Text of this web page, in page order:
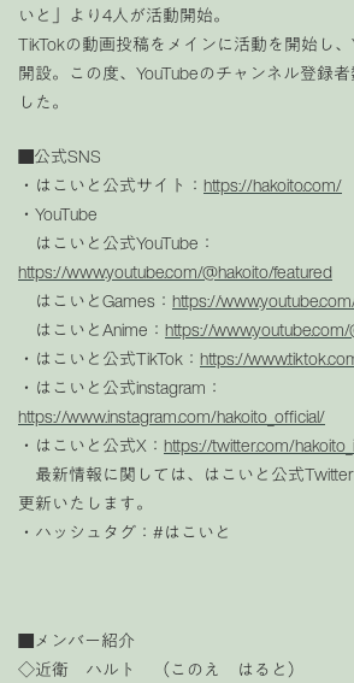
いと」より4人が活動開始。
TikTokの動画投稿をメインに活動を開始し
開設。この度、YouTubeのチャンネル登録
した。
■公式SNS
・はこいと公式サイト： https://hakoito.com/
・YouTube
はこいと公式YouTube：
https://www.youtube.com/@hakoito/featured
はこいとGames： https://
はこいとAnime： https://www.youtube.com/
・はこいと公式TikTok： https://
・はこいと公式instagram：
https://www.instagram.com/hakoito_official/
・はこいと公式X： https://twitter.com/
最新情報に関しては、はこいと公式
更新いたします。
・ハッシュタグ：#はこいと
■メンバー紹介
◇近衛 ハルト （このえ はると）